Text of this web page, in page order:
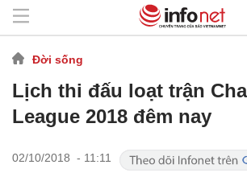
Đời sống
Lịch thi đấu loạt trận
League 2018 đêm nay
02/10/2018 - 11:11